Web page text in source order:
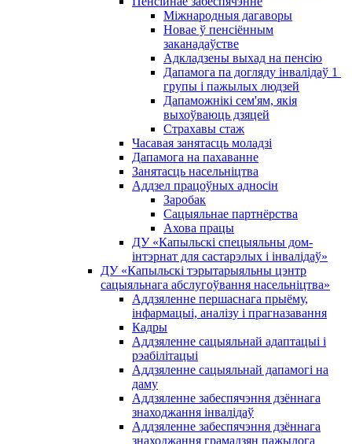
Міжнародныя дагаворы
Новае ў пенсіённым
заканадаўстве
Адкладзены выхад на пенсію
Дапамога па догляду інвалідаў 1 ​​
групы і пажылых людзей
Дапаможнікі сем'ям, якія
выхоўваюць дзяцей
Страхавы стаж
Часавая занятасць моладзі
Дапамога на пахаванне
Занятасць насельніцтва
Аддзел працоўных адносін
Заробак
Сацыяльнае партнёрства
Ахова працы
ДУ «Капыльскі спецыяльны дом-
інтэрнат для састарэлых і інвалідаў»
ДУ «Капыльскі тэрытарыяльны цэнтр
сацыяльнага абслугоўвання насельніцтва»
Аддзяленне першаснага прыёму,
інфармацыі, аналізу і прагназавання
Кадры
Аддзяленне сацыяльнай адаптацыі і
рэабілітацыі
Аддзяленне сацыяльнай дапамогі на
даму
Аддзяленне забеспячэння дзённага
знаходжання інвалідаў
Аддзяленне забеспячэння дзённага
знаходжання грамадзян пажылога